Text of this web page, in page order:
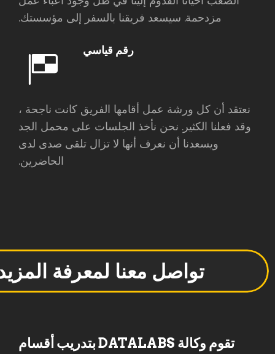
مزدحمة. سيسعد فريقنا بالسفر إلى مؤسستك.
رقم قياسي
نعتقد أن كل ورشة عمل أقامها الفريق كانت ناجحة ،
وقد فعلنا الكثير. نحن نأخذ الجلسات على محمل الجد
ويسعدنا أن نعرف أنها لا تزال تلقى صدى لدى
الحاضرين.
تواصل معنا لمعرفة
تقوم وكالة DATALABS بتدريب أقسام